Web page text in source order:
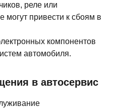
реле или
могут привести к сбоям в
компонентов
автомобиля.
в автосервис